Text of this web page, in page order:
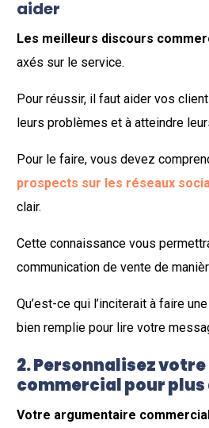
aider
Les meilleurs discours
axés sur le service.
Pour réussir, il faut aider vos
leurs problèmes et à atteindre
Pour le faire, vous devez
prospects sur les réseaux
clair.
Cette connaissance vous
communication de vente de
Qu’est-ce qui l’inciterait à faire
bien remplie pour lire votre
2. Personnalisez
commercial pour plus
Votre argumentaire